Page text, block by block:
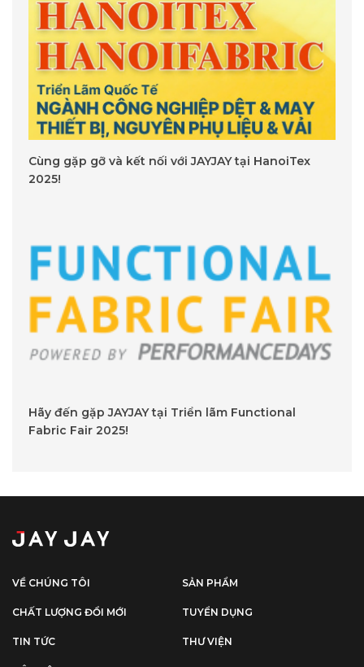
Cùng gặp gỡ và kết nối với JAYJAY tại HanoiTex
2025!
Hãy đến gặp JAYJAY tại Triển lãm Functional
Fabric Fair 2025!
VỀ CHÚNG TÔI SẢN PHẨM
CHẤT LƯỢNG ĐỔI MỚI TUYỂN DỤNG
TIN TỨC THƯ VIỆN